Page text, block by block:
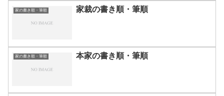
家の書き順・筆順 家裁の書き順・筆順
家の書き順・筆順 本家の書き順・筆順